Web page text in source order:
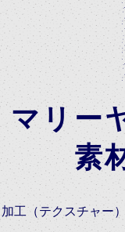
マリー
素
加工（テクスチャー）